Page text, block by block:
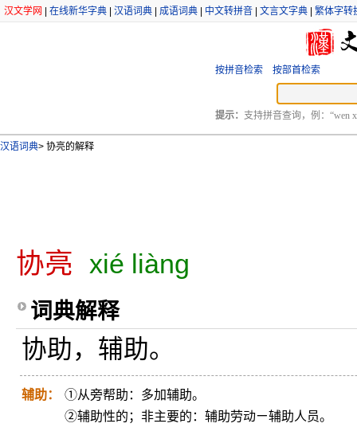
汉文学网 在线新华字典 汉语词典 成语词典 中文转拼音 文言文字典 繁体字转
按拼音检索 按部首检索
提示： 支持拼音查询，例：“wen
汉语词典> 协亮的解释
协亮 xié liàng
词典解释
协助，辅助。
辅助：
①从旁帮助：多加辅助。
②辅助性的；非主要的：辅助劳动ㄧ辅助人员。